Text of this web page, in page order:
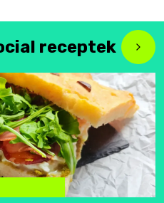
receptek